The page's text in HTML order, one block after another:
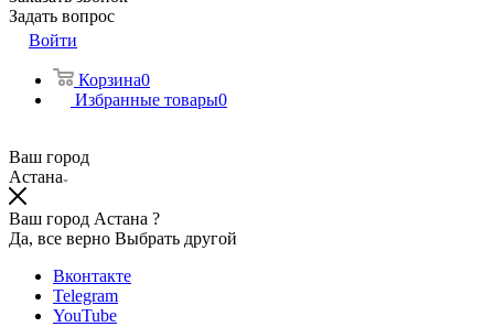
Задать вопрос
Войти
Корзина0
Избранные товары0
Ваш город
Астана
Ваш город Астана ?
Да, все верно Выбрать другой
Вконтакте
Telegram
YouTube